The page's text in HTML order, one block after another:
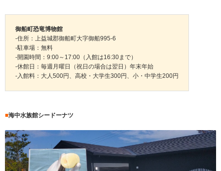
御船町恐竜博物館
-住所：上益城郡御船町大字御船995-6
-駐車場：無料
-開園時間：9:00～17:00（入館は16:30まで）
-休館日：毎週月曜日（祝日の場合は翌日）年末年始
-入館料：大人500円、高校・大学生300円、小・中学生200円
■海中水族館シードーナツ